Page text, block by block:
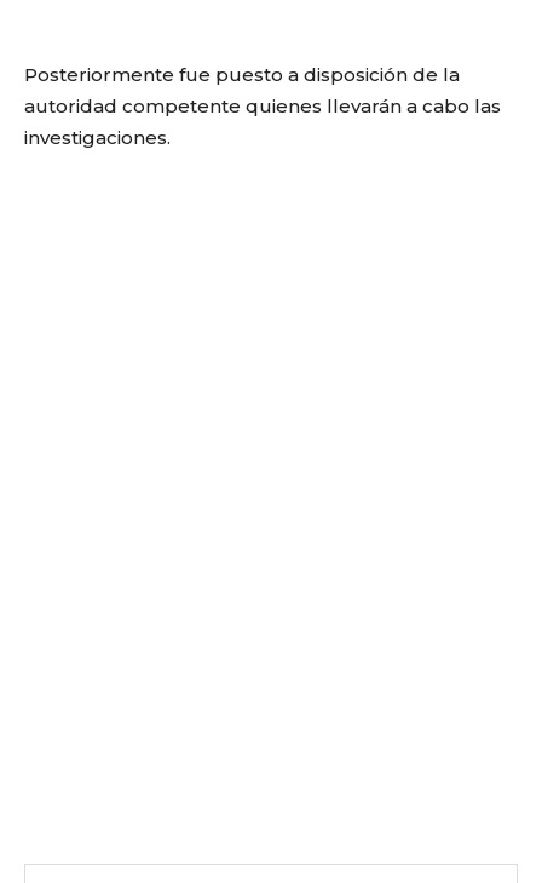
Posteriormente fue puesto a disposición de la
autoridad competente quienes llevarán a cabo las
investigaciones.